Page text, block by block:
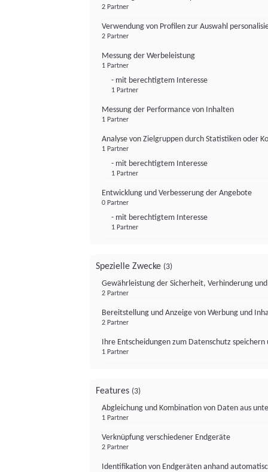
2 Partner
Verwendung von Profilen zur Auswahl
2 Partner
Messung der Werbeleistung
1 Partner
- mit berechtigtem Interesse
1 Partner
Messung der Performance von Inhalten
1 Partner
Analyse von Zielgruppen durch Statistiken oder
1 Partner
- mit berechtigtem Interesse
1 Partner
Entwicklung und Verbesserung der Angebote
0 Partner
- mit berechtigtem Interesse
1 Partner
Spezielle Zwecke (3)
Gewährleistung der Sicherheit, Verhinderung
2 Partner
Bereitstellung und Anzeige von Werbung und
2 Partner
Ihre Entscheidungen zum Datenschutz
1 Partner
Features (3)
Abgleichung und Kombination von Daten aus
1 Partner
Verknüpfung verschiedener Endgeräte
2 Partner
Identifikation von Endgeräten anhand